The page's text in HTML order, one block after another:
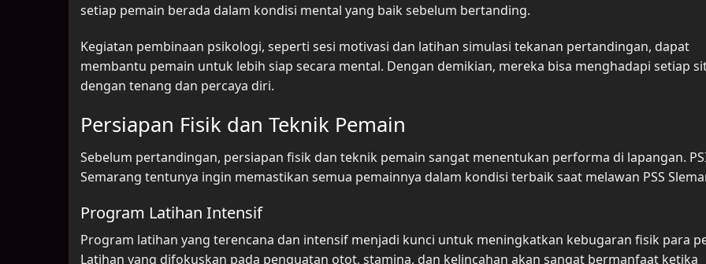
setiap pemain berada dalam kondisi mental yang baik sebelum bertanding.
Kegiatan pembinaan psikologi, seperti sesi motivasi dan latihan simulasi tekanan pertandingan, dapat
membantu pemain untuk lebih siap secara mental. Dengan demikian, mereka bisa menghadapi setiap
dengan tenang dan percaya diri.
Persiapan Fisik dan Teknik Pemain
Sebelum pertandingan, persiapan fisik dan teknik pemain sangat menentukan performa di lapangan.
Semarang tentunya ingin memastikan semua pemainnya dalam kondisi terbaik saat melawan PSS
Program Latihan Intensif
Program latihan yang terencana dan intensif menjadi kunci untuk meningkatkan kebugaran fisik para
Latihan yang difokuskan pada penguatan otot, stamina, dan kelincahan akan sangat bermanfaat ketika